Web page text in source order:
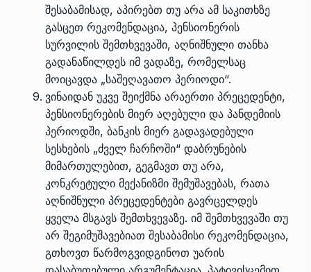
შესაბამისად, აპირებთ თუ არა ამ საკითხზე
გასცეთ რეკომენდაცია, პენსიონერის
სურვილის შემთხვევაში, აღნიშნული თანხა
გადანაწილდეს იმ ვადაზე, რომელსაც
მოიცავდა „საშეღავათო პერიოდი“.
ვინაიდან უკვე შეიქმნა არაერთი პრეცედენტი,
პენსიონერების მიერ აღებული და პანდემიის
პერიოდში, ბანკის მიერ გადავადებული
სესხების „ძველ ჩარჩოში“ დაბრუნების
მიმართულებით, გეგმავთ თუ არა,
კონკრეტული მექანიზმი შემუშავებას, რათა
აღნიშნული პრეცედენტები გავრცელდეს
ყველა მსგავს შემთხვევაზე. იმ შემთხვევაში თუ
არ შეგიმუშავებიათ შესაბამისი რეკომენდაცია,
გთხოვთ წარმოგვიდგინოთ უარის